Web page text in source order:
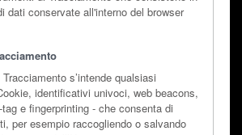
dati conservate all'interno del browser
s’intende qualsiasi
identificativi univoci, web beacons,
e fingerprinting - che consenta di
per esempio raccogliendo o salvando